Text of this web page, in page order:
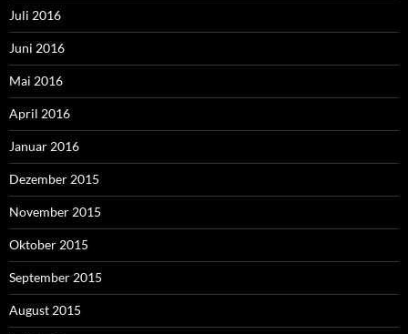
Juli 2016
Juni 2016
Mai 2016
April 2016
Januar 2016
Dezember 2015
November 2015
Oktober 2015
September 2015
August 2015